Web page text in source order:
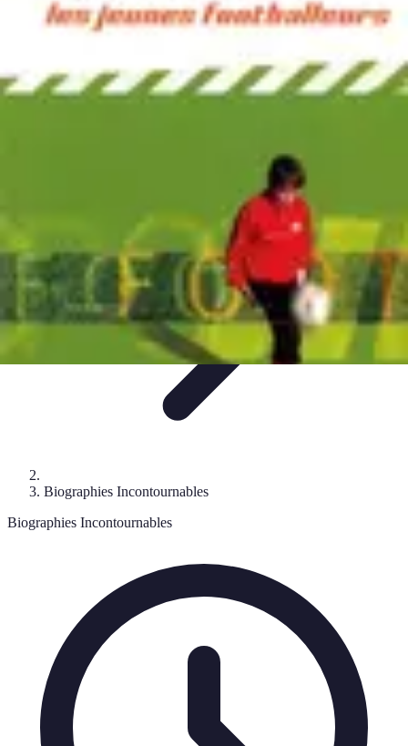
Biographies Football
Biographies InspirantesBiographies
Biographies Incontournables
Biographies Incontournables